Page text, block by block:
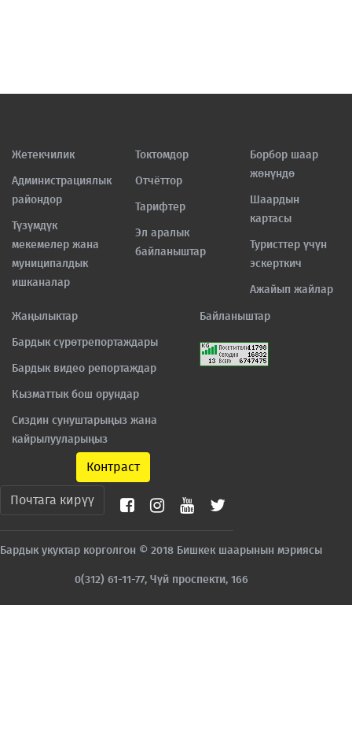
Жетекчилик
Администрациялык
райондор
Түзүмдүк
мекемелер жана
муниципалдык
ишканалар
Токтомдор
Отчёттор
Тарифтер
Эл аралык
байланыштар
Борбор шаар
жөнүндө
Шаардын
картасы
Туристтер үчүн
эскерткич
Ажайып жайлар
Жаңылыктар
Бардык сүрөтрепортаждары
Бардык видео репортаждар
Кызматтык бош орундар
Сиздин сунуштарыңыз жана
кайрылууларыңыз
Байланыштар
Контраст
Почтага кирүү
Бардык укуктар корголгон © 2018 Бишкек шаарынын мэриясы
0(312) 61-11-77, Чүй проспекти, 166